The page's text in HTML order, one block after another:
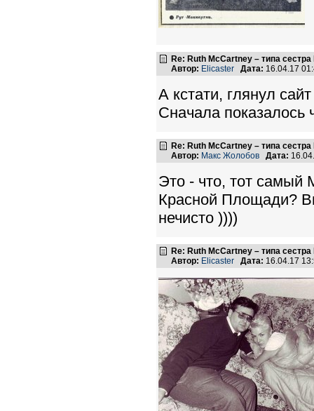
Re: Ruth McCartney – типа сестра
Автор: Elicaster Дата: 16.04.17
А кстати, глянул
Сначала показалось
Re: Ruth McCartney – типа сестра
Автор: Макс Жолобов Дата:
Это - что, тот самый
Красной Площади?
нечисто ))))
Re: Ruth McCartney – типа сестра
Автор: Elicaster Дата: 16.04.17